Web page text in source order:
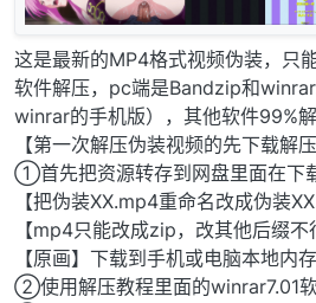
这是最新的MP4格式视频伪装，只
软件解压，pc端是Bandzip和
winrar的手机版），其他软件99%解
【第一次解压伪装视频的先下载解
①首先把资源转存到网盘里面在下
【把伪装XX.mp4重命名改成伪装
【mp4只能改成zip，改其他后缀不
【原画】下载到手机或电脑本地内
②使用解压教程里面的winrar7.01